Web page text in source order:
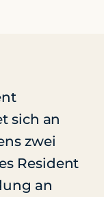
sich an
zwei
Resident
an